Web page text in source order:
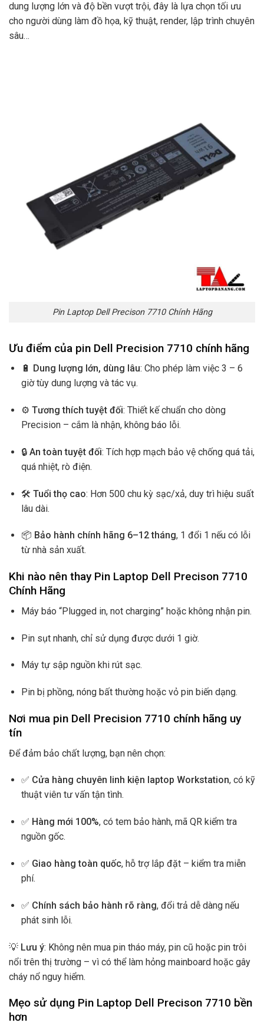
dung lượng lớn và độ bền vượt trội, đây là lựa chọn tối ưu
cho người dùng làm đồ họa, kỹ thuật, render, lập trình chuyên
sâu…
Pin Laptop Dell Precison 7710 Chính Hãng
Ưu điểm của pin Dell Precision 7710 chính hãng
🔋 Dung lượng lớn, dùng lâu: Cho phép làm việc 3 – 6
giờ tùy dung lượng và tác vụ.
⚙️ Tương thích tuyệt đối: Thiết kế chuẩn cho dòng
Precision – cắm là nhận, không báo lỗi.
🔒 An toàn tuyệt đối: Tích hợp mạch bảo vệ chống quá tải,
quá nhiệt, rò điện.
🛠️ Tuổi thọ cao: Hơn 500 chu kỳ sạc/xả, duy trì hiệu suất
lâu dài.
📦 Bảo hành chính hãng 6–12 tháng, 1 đổi 1 nếu có lỗi
từ nhà sản xuất.
Khi nào nên thay Pin Laptop Dell Precison 7710
Chính Hãng
Máy báo “Plugged in, not charging” hoặc không nhận pin.
Pin sụt nhanh, chỉ sử dụng được dưới 1 giờ.
Máy tự sập nguồn khi rút sạc.
Pin bị phồng, nóng bất thường hoặc vỏ pin biến dạng.
Nơi mua pin Dell Precision 7710 chính hãng uy
tín
Để đảm bảo chất lượng, bạn nên chọn:
✅ Cửa hàng chuyên linh kiện laptop Workstation, có kỹ
thuật viên tư vấn tận tình.
✅ Hàng mới 100%, có tem bảo hành, mã QR kiểm tra
nguồn gốc.
✅ Giao hàng toàn quốc, hỗ trợ lắp đặt – kiểm tra miễn
phí.
✅ Chính sách bảo hành rõ ràng, đổi trả dễ dàng nếu
phát sinh lỗi.
💡 Lưu ý: Không nên mua pin tháo máy, pin cũ hoặc pin trôi
nổi trên thị trường – vì có thể làm hỏng mainboard hoặc gây
cháy nổ nguy hiểm.
Mẹo sử dụng Pin Laptop Dell Precison 7710 bền
hơn